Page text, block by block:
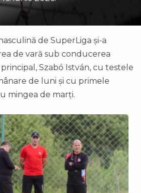
de SuperLiga și-a
de vară sub conducerea
Szabó István, cu testele
de luni și cu primele
mingea de marți.